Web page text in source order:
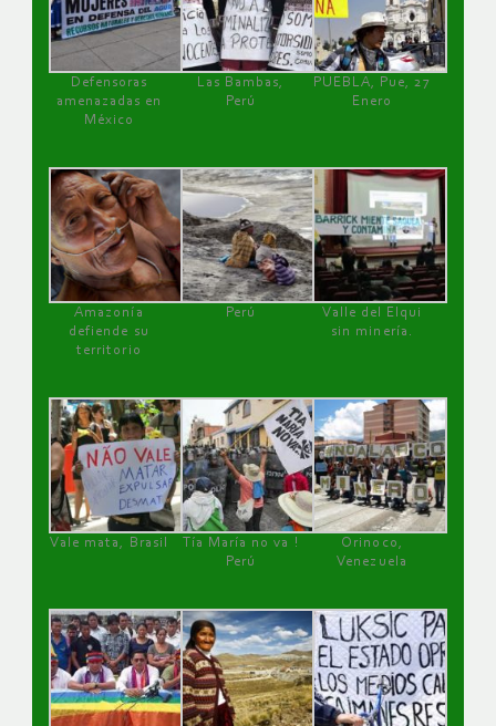
Defensoras
amenazadas en
México
Las Bambas,
Perú
PUEBLA, Pue, 27
Enero
Amazonía
defiende su
territorio
Perú
Valle del Elqui
sin minería.
Vale mata, Brasil
Tía María no va !
Perú
Orinoco,
Venezuela